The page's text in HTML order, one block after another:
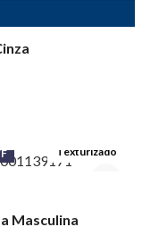
Texturizado
Masculina